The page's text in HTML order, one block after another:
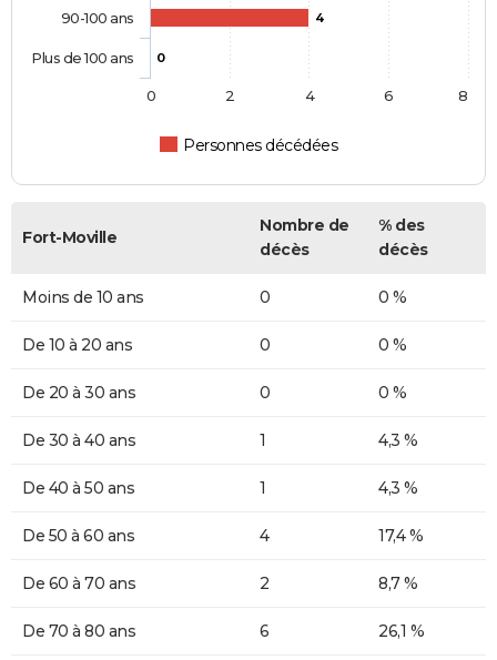
4
0
Personnes décédées
90-100 ans
Plus de 100 ans
0 2 4 6 8
Fort-Moville
Nombre de
décès
% des
décès
Moins de 10 ans 0 0 %
De 10 à 20 ans 0 0 %
De 20 à 30 ans 0 0 %
De 30 à 40 ans 1 4,3 %
De 40 à 50 ans 1 4,3 %
De 50 à 60 ans 4 17,4 %
De 60 à 70 ans 2 8,7 %
De 70 à 80 ans 6 26,1 %